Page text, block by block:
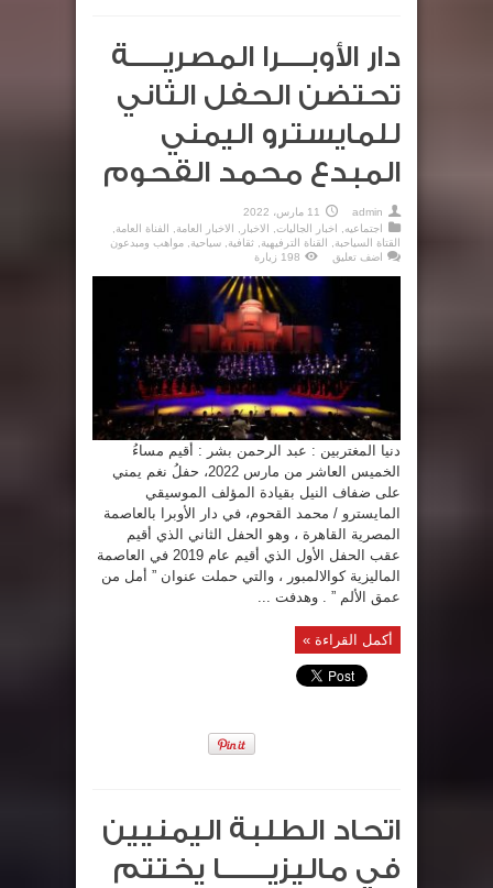
دار الأوبــــرا المصريـــــة
تحتضن الحفل الثاني
للمايسترو اليمني
المبدع محمد القحوم
admin
11 مارس، 2022
اجتماعيه
اخبار الجاليات الاخبار الاخبار العامة الفناة العامة
القتاة السياحبة
القناة الترفيهية ثقافية سياحية
مواهب ومبدعون
اضف تعليق
198 زيارة
دنيا المغتربين : عبد الرحمن بشر : أقيم مساءُ
الخميس العاشر من مارس 2022، حفلُ نغم يمني
على ضفاف النيل بقيادة المؤلف الموسيقي
المايسترو / محمد القحوم، في دار الأوبرا بالعاصمة
المصرية القاهرة ، وهو الحفل الثاني الذي أقيم
عقب الحفل الأول الذي أقيم عام 2019 في العاصمة
الماليزية كوالالمبور ، والتي حملت عنوان ” أمل من
عمق الألم ” . وهدفت ...
أكمل القراءة »
اتحاد الطلبة اليمنيين
في ماليزيـــــــا يختتم